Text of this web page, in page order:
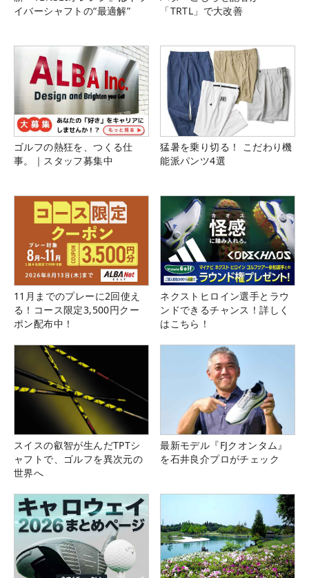
イバーシャフトの“最適解”
「TRTL」で大改善
ゴルフの熱狂を、つくる仕
事。｜スタッフ募集中
猛暑を乗り切る！ こだわり機
能派パンツ4選
11月までのプレーに2回使え
る！コース限定3,500円クー
ポン配布中！
ネクストヒロイン選手とラウ
ンドできるチャンス！詳しく
はこちら！
スイスの叡智が生んだTPTシ
ャフトで、ゴルフを異次元の
世界へ
最新モデル『FJクオンタム』
を石井良介プロがチェック